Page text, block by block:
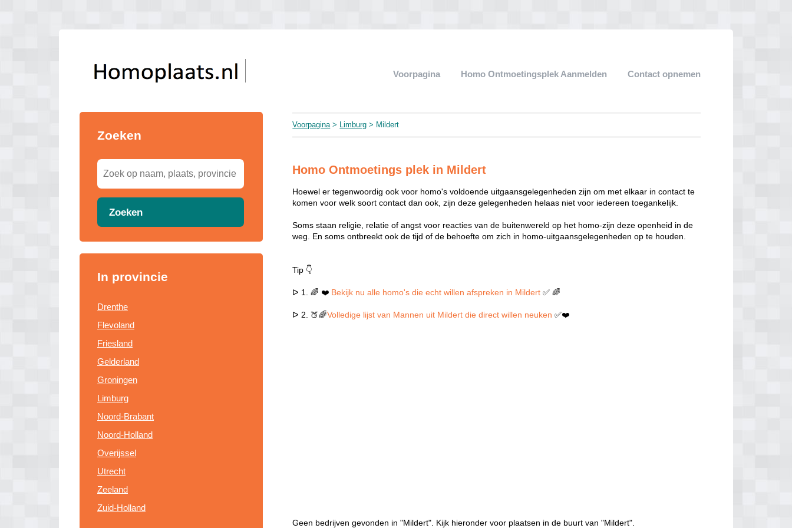
Voorpagina Homo Ontmoetingsplek Aanmelden Contact opnemen
Zoeken
Zoeken
In provincie
Drenthe
Flevoland
Friesland
Gelderland
Groningen
Limburg
Noord-Brabant
Noord-Holland
Overijssel
Utrecht
Zeeland
Zuid-Holland
Voorpagina> Limburg > Mildert
Homo Ontmoetings plek in Mildert
Hoewel er tegenwoordig ook voor homo's voldoende uitgaansgelegenheden zijn om met elkaar in contact te
komen voor welk soort contact dan ook, zijn deze gelegenheden helaas niet voor iedereen toegankelijk.
Soms staan religie, relatie of angst voor reacties van de buitenwereld op het homo-zijn deze openheid in de
weg. En soms ontbreekt ook de tijd of de behoefte om zich in homo-uitgaansgelegenheden op te houden.
Tip 👇
ᐅ 1. 🌈 ❤️ Bekijk nu alle homo's die echt willen afspreken in Mildert ✅ 🌈
ᐅ 2. 🍑🌈Volledige lijst van Mannen uit Mildert die direct willen neuken✅❤️
Geen bedrijven gevonden in "Mildert". Kijk hieronder voor plaatsen in de buurt van "Mildert".